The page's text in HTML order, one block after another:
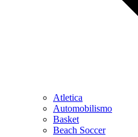
Atletica
Automobilismo
Basket
Beach Soccer